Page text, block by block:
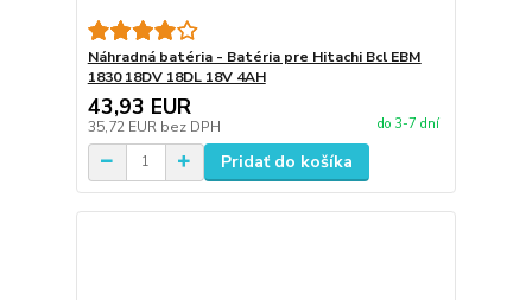
Náhradná batéria - Batéria pre Hitachi Bcl EBM
1830 18DV 18DL 18V 4AH
43,93 EUR
35,72 EUR bez DPH do 3-7 dní
Pridať do košíka